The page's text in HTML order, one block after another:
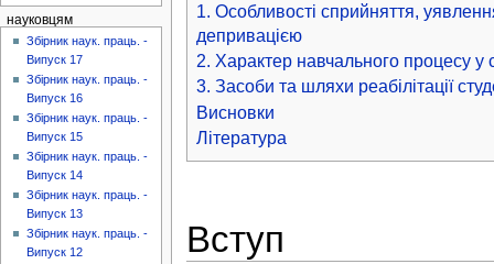
1. Особливості сприйняття,
депривацією
2. Характер навчального процесу у
3. Засоби та шляхи реабілітації
Висновки
Література
Вступ
науковцям
Збірник наук. праць. -
Випуск 17
Збірник наук. праць. -
Випуск 16
Збірник наук. праць. -
Випуск 15
Збірник наук. праць. -
Випуск 14
Збірник наук. праць. -
Випуск 13
Збірник наук. праць. -
Випуск 12